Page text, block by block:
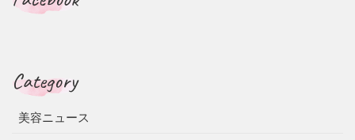
Category
美容ニュース